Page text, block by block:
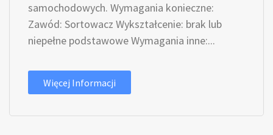
samochodowych. Wymagania konieczne:
Zawód: Sortowacz Wykształcenie: brak lub
niepełne podstawowe Wymagania inne:...
Więcej Informacji